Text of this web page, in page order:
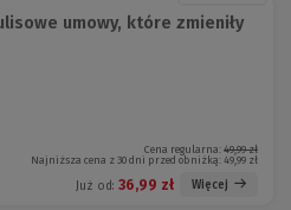
umowy, które zmieniły
Cena regularna: 49,99 zł
Najniższa cena z 30 dni przed obniżką: 49,99 zł
Już od: 36,99 zł Więcej